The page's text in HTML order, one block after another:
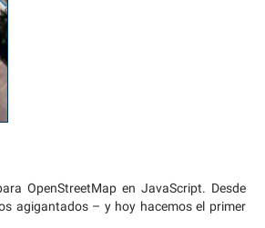
OpenStreetMap en JavaScript. Desde
agigantados – y hoy hacemos el primer